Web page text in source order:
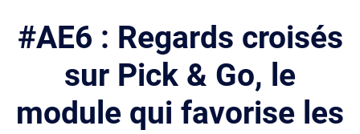
#AE6 : Regards croisés
sur Pick & Go, le
module qui favorise les